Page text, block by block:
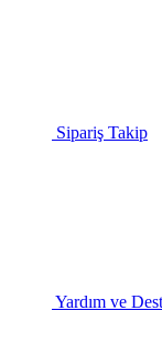
Sipariş Takip
Yardım ve